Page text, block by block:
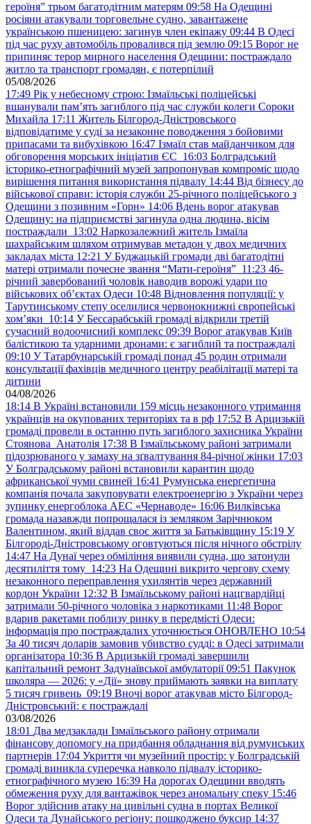
героїня” трьом багатодітним матерям 09:58 На Одещині
росіяни атакували торговельне судно, завантажене
українською пшеницею: загинув член екіпажу 09:44 В Одесі
під час руху автомобіль провалився під землю 09:15 Ворог не
припиняє терор мирного населення Одещини: постраждало
житло та транспорт громадян, є потерпілий
05/08/2026
17:49 Рік у небесному строю: Ізмаїльські поліцейські
вшанували пам’ять загиблого під час служби колеги Сороки
Михайла 17:11 Житель Білгород-Дністровського
відповідатиме у суді за незаконне поводження з бойовими
припасами та вибухівкою 16:47 Ізмаїл став майданчиком для
обговорення морських ініціатив ЄС 16:03 Болградський
історико-етнографічний музей запропонував компроміс щодо
вирішення питання використання підвалу 14:44 Від бізнесу до
військової справи: історія служби 25-річного поліцейського з
Одещини з позивним «Горн» 14:06 Вдень ворог атакував
Одещину: на підприємстві загинула одна людина, вісім
постраждали 13:02 Наркозалежний житель Ізмаїла
шахрайським шляхом отримував метадон у двох медичних
закладах міста 12:21 У Буджацькій громади дві багатодітні
матері отримали почесне звання “Мати-героїня” 11:23 46-
річний завербований чоловік наводив ворожі удари по
військових обʼєктах Одеси 10:48 Відновлення популяції: у
Тарутинському степу оселилися червонокнижні європейські
хом’яки 10:14 У Бессарабській громаді відкрили третій
сучасний водоочисний комплекс 09:39 Ворог атакував Київ
балістикою та ударними дронами: є загиблий та постраждалі
09:10 У Татарбунарській громаді понад 45 родин отримали
консультації фахівців медичного центру реабілітації матері та
дитини
04/08/2026
18:14 В Україні встановили 159 місць незаконного утримання
українців на окупованих територіях та в рф 17:52 В Арцизькій
громаді провели в останню путь загиблого захисника України
Стоянова Анатолія 17:38 В Ізмаїльському районі затримали
підозрюваного у замаху на зґвалтування 84-річної жінки 17:03
У Болградському районі встановили карантин щодо
африканської чуми свиней 16:41 Румунська енергетична
компанія почала закуповувати електроенергію з України через
зупинку енергоблока АЕС «Чернаводе» 16:06 Вилківська
громада назавжди попрощалася із земляком Зарічнюком
Валентином, який віддав своє життя за Батьківщину 15:19 У
Білгороді-Дністровському оговтуються після нічного обстрілу
14:47 На Дунаї через обміління виявили судна, що затонули
десятиліття тому 14:23 На Одещині викрито чергову схему
незаконного переправлення ухилянтів через державний
кордон України 12:32 В Ізмаїльському районі нацгвардійці
затримали 50-річного чоловіка з наркотиками 11:48 Ворог
вдарив ракетами поблизу ринку в передмісті Одеси:
інформація про постраждалих уточнюється ОНОВЛЕНО 10:54
За 40 тисяч доларів замовив убивство судді: в Одесі затримали
організатора 10:36 В Арцизькій громаді завершили
капітальний ремонт Задунаївської амбулаторії 09:51 Пакунок
школяра — 2026: у «Дії» знову приймають заявки на виплату
5 тисяч гривень 09:19 Вночі ворог атакував місто Білгород-
Дністровський: є постраждалі
03/08/2026
18:01 Два медзаклади Ізмаїльського району отримали
фінансову допомогу на придбання обладнання від румунських
партнерів 17:04 Укриття чи музейний простір: у Болградській
громаді виникла суперечка навколо підвалу історико-
етнографічного музею 16:39 На дорогах Одещини вводять
обмеження руху для вантажівок через аномальну спеку 15:46
Ворог здійснив атаку на цивільні судна в портах Великої
Одеси та Дунайського регіону: пошкоджено буксир 14:37